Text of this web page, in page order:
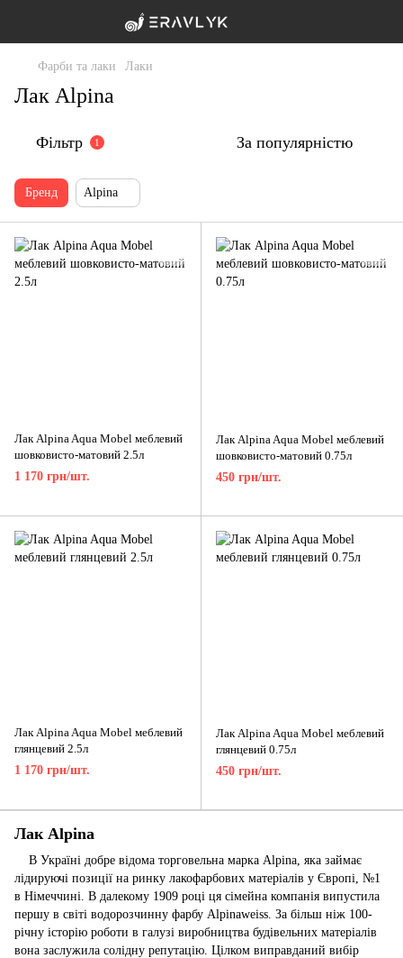
Фарби та лаки Лаки
Лак Alpina
Фільтр 1 За популярністю
Бренд Alpina
Лак Alpina Aqua Mobel меблевий
шовковисто-матовий 2.5л
1 170 грн/шт.
Лак Alpina Aqua Mobel меблевий
шовковисто-матовий 0.75л
450 грн/шт.
Лак Alpina Aqua Mobel меблевий
глянцевий 2.5л
1 170 грн/шт.
Лак Alpina Aqua Mobel меблевий
глянцевий 0.75л
450 грн/шт.
Лак Alpina
В Україні добре відома торговельна марка Alpina, яка займає
лідируючі позиції на ринку лакофарбових матеріалів у Європі, №1
в Німеччині. В далекому 1909 році ця сімейна компанія випустила
першу в світі водорозчинну фарбу Alpinaweiss. За більш ніж 100-
річну історію роботи в галузі виробництва будівельних матеріалів
вона заслужила солідну репутацію. Цілком виправданий вибір